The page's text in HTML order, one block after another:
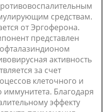
средствам.
от Эргоферона.
представлен
активность
за счет
клеточного и
иммунитета. Благодаря
эффекту